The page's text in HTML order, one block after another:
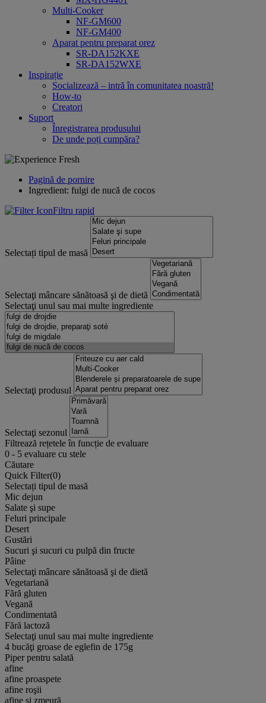
Multi-Cooker
NF-GM600
NF-GM400
Aparat pentru preparat orez
SR-DA152KXE
SR-DA152WXE
Inspirație
Socializează – intră în comunitatea noastră!
How-to
Creatori
Suport
Înregistrarea produsului
De unde poți cumpăra?
Pagină de pornire
Ingredient: fulgi de nucă de cocos
Filtru rapid
Selectați tipul de masă
Selectaţi mâncare sănătoasă şi de dietă
Selectaţi unul sau mai multe ingrediente
Selectaţi produsul
Selectaţi sezonul
Filtrează rețetele în funcție de evaluare
0 - 5 evaluare cu stele
Căutare
Quick Filter(0)
Selectați tipul de masă
Mic dejun
Salate şi supe
Feluri principale
Desert
Gustări
Sucuri şi sucuri cu pulpă din fructe
Pâine
Selectaţi mâncare sănătoasă şi de dietă
Vegetariană
Fără gluten
Vegană
Condimentată
Fără lactoză
Selectaţi unul sau mai multe ingrediente
4 bucăţi groase de eglefin de 175g
Piper pentru salată
afine
afine proaspete
afine roşii
afine și zmeură